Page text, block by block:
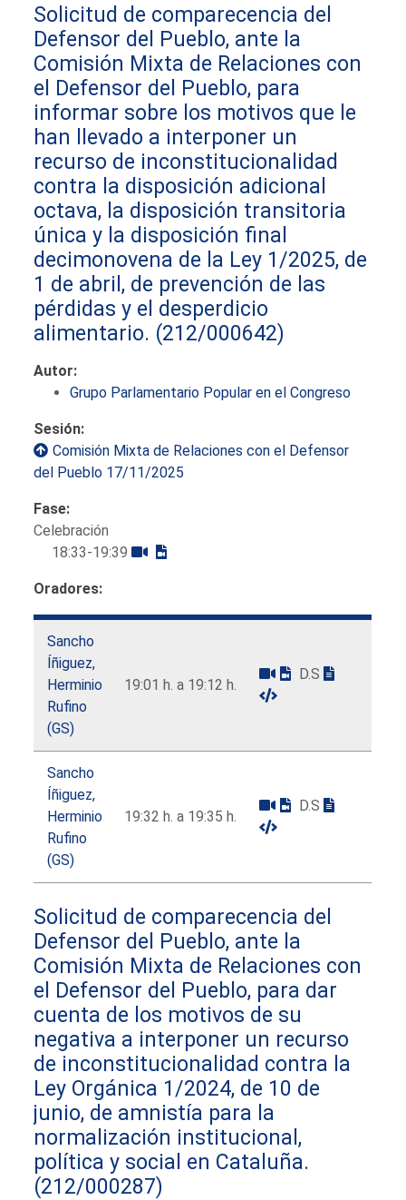
Solicitud de comparecencia del
Defensor del Pueblo, ante la
Comisión Mixta de Relaciones con
el Defensor del Pueblo, para
informar sobre los motivos que le
han llevado a interponer un
recurso de inconstitucionalidad
contra la disposición adicional
octava, la disposición transitoria
única y la disposición final
decimonovena de la Ley 1/2025, de
1 de abril, de prevención de las
pérdidas y el desperdicio
alimentario. (212/000642)
Autor:
Grupo Parlamentario Popular en el Congreso
Sesión:
Comisión Mixta de Relaciones con el Defensor
del Pueblo 17/11/2025
Fase:
Celebración
18:33-19:39
Oradores:
Sancho
Íñiguez,
Herminio
Rufino
(GS)
19:01 h. a 19:12 h.
D.S
Sancho
Íñiguez,
Herminio
Rufino
(GS)
19:32 h. a 19:35 h.
D.S
Solicitud de comparecencia del
Defensor del Pueblo, ante la
Comisión Mixta de Relaciones con
el Defensor del Pueblo, para dar
cuenta de los motivos de su
negativa a interponer un recurso
de inconstitucionalidad contra la
Ley Orgánica 1/2024, de 10 de
junio, de amnistía para la
normalización institucional,
política y social en Cataluña.
(212/000287)